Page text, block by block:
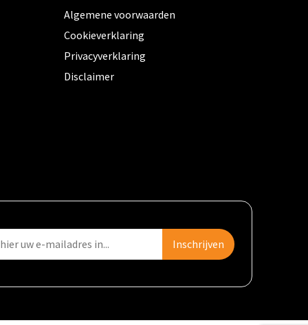
Algemene voorwaarden
Cookieverklaring
Privacyverklaring
Disclaimer